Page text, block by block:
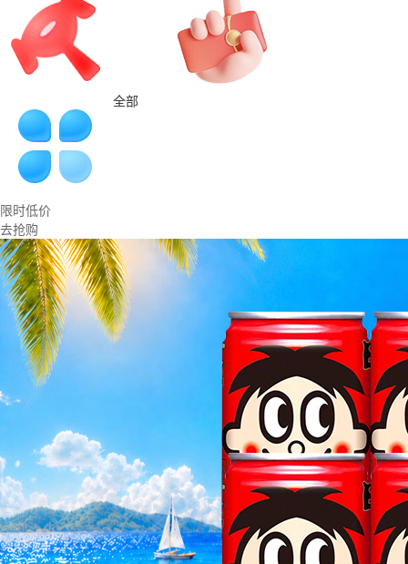
全部
限时低价
去抢购